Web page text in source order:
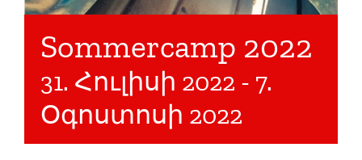
Sommercamp 2022
31. Հուլիսի 2022 - 7.
Օգոստոսի 2022